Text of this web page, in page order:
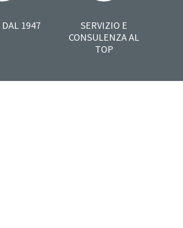
1947
SERVIZIO E
CONSULENZA AL
TOP